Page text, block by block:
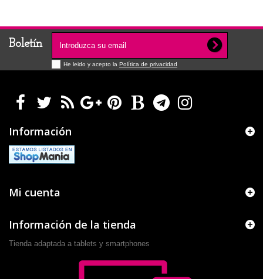
Boletín
He leido y acepto la Política de privacidad
Información
Mi cuenta
Información de la tienda
Tienda adaptada a tablets y smartphones